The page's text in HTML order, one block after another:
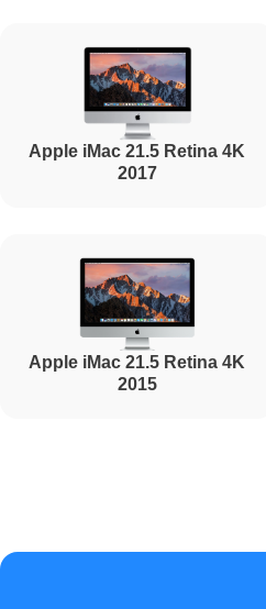
Apple iMac 21.5 Retina 4K
2017
Apple iMac 21.5 Retina 4K
2015